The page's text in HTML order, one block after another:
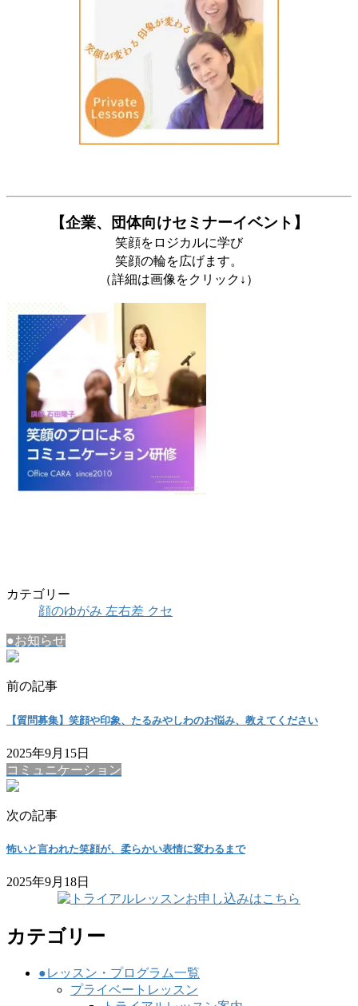
【企業、団体向けセミナーイベント】
笑顔をロジカルに学び
笑顔の輪を広げます。
（詳細は画像をクリック↓）
カテゴリー
顔のゆがみ 左右差 クセ
●お知らせ
前の記事
【質問募集】笑顔や印象、たるみやしわのお悩み、教えてください
2025年9月15日
コミュニケーション
次の記事
怖いと言われた笑顔が、柔らかい表情に変わるまで
2025年9月18日
カテゴリー
●レッスン・プログラム一覧
プライベートレッスン